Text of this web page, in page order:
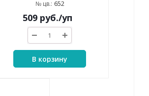
В корзину